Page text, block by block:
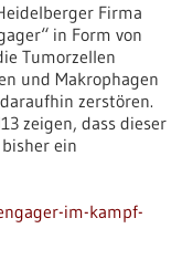
Firma
in Form von
Tumorzellen
und Makrophagen
zerstören.
zeigen, dass dieser
ein
im-kampf-